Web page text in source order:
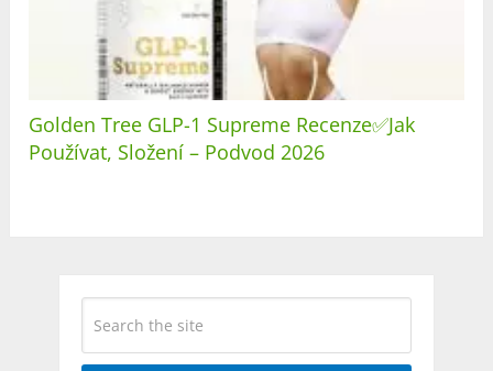
Golden Tree GLP-1 Supreme Recenze✅Jak
Používat, Složení – Podvod 2026